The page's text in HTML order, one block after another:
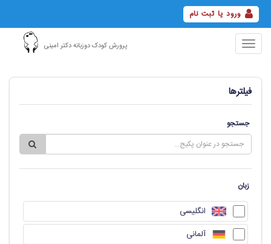
ورود یا ثبت نام
Toggle
navigation پرورش کودک دوزبانه دکتر امینی
فیلترها
جستجو
زبان
انگلیسی
آلمانی